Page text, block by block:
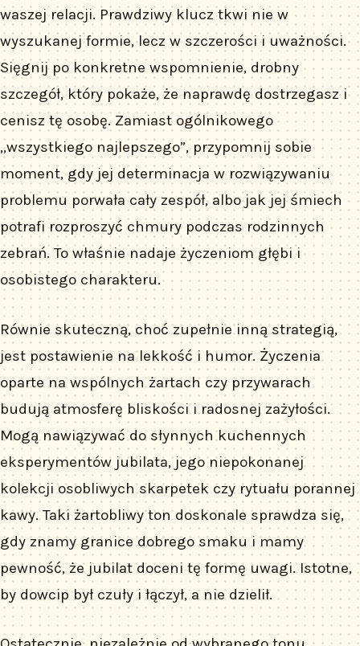
waszej relacji. Prawdziwy klucz tkwi nie w
wyszukanej formie, lecz w szczerości i uważności.
Sięgnij po konkretne wspomnienie, drobny
szczegół, który pokaże, że naprawdę dostrzegasz i
cenisz tę osobę. Zamiast ogólnikowego
„wszystkiego najlepszego”, przypomnij sobie
moment, gdy jej determinacja w rozwiązywaniu
problemu porwała cały zespół, albo jak jej śmiech
potrafi rozproszyć chmury podczas rodzinnych
zebrań. To właśnie nadaje życzeniom głębi i
osobistego charakteru.
Równie skuteczną, choć zupełnie inną strategią,
jest postawienie na lekkość i humor. Życzenia
oparte na wspólnych żartach czy przywarach
budują atmosferę bliskości i radosnej zażyłości.
Mogą nawiązywać do słynnych kuchennych
eksperymentów jubilata, jego niepokonanej
kolekcji osobliwych skarpetek czy rytuału porannej
kawy. Taki żartobliwy ton doskonale sprawdza się,
gdy znamy granice dobrego smaku i mamy
pewność, że jubilat doceni tę formę uwagi. Istotne,
by dowcip był czuły i łączył, a nie dzielił.